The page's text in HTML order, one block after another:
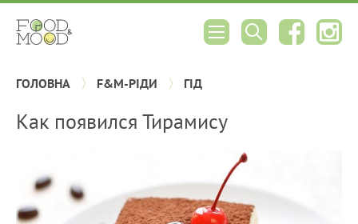
ГОЛОВНА F&M-РІДИ ГІД
Как появился Тирамису